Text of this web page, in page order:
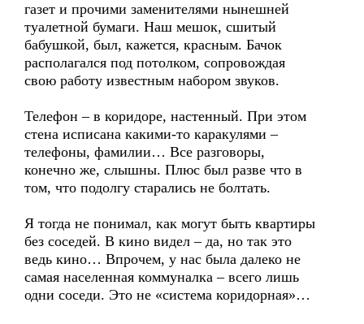
газет и прочими заменителями нынешней
туалетной бумаги. Наш мешок, сшитый
бабушкой, был, кажется, красным. Бачок
располагался под потолком, сопровождая
свою работу известным набором звуков.
Телефон – в коридоре, настенный. При этом
стена исписана какими-то каракулями –
телефоны, фамилии… Все разговоры,
конечно же, слышны. Плюс был разве что в
том, что подолгу старались не болтать.
Я тогда не понимал, как могут быть квартиры
без соседей. В кино видел – да, но так это
ведь кино… Впрочем, у нас была далеко не
самая населенная коммуналка – всего лишь
одни соседи. Это не «система коридорная»…